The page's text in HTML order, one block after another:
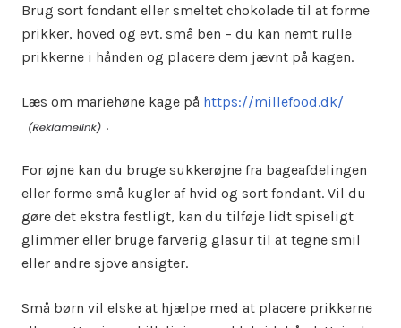
Brug sort fondant eller smeltet chokolade til at forme
prikker, hoved og evt. små ben – du kan nemt rulle
prikkerne i hånden og placere dem jævnt på kagen.
Læs om mariehøne kage på https://millefood.dk/
.
For øjne kan du bruge sukkerøjne fra bageafdelingen
eller forme små kugler af hvid og sort fondant. Vil du
gøre det ekstra festligt, kan du tilføje lidt spiseligt
glimmer eller bruge farverig glasur til at tegne smil
eller andre sjove ansigter.
Små børn vil elske at hjælpe med at placere prikkerne